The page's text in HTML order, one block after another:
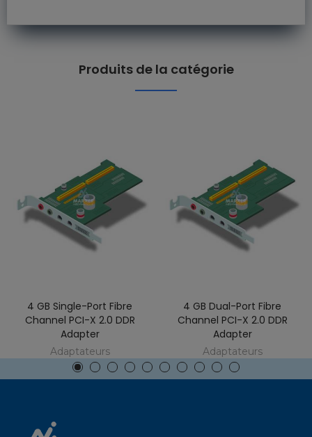
Produits de la catégorie
4 GB Single-Port Fibre
Channel PCI-X 2.0 DDR
Adapter
Adaptateurs
4 GB Dual-Port Fibre
Channel PCI-X 2.0 DDR
Adapter
Adaptateurs